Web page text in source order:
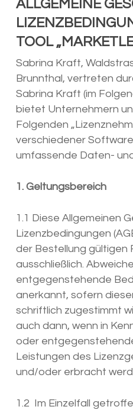
ALLGEMEINE
TOOL
Sabrina Kraft,
Brunnthal, vertreten
Sabrina Kraft (im
bietet Unternehmern
Folgenden
verschiedener
umfassende Daten-
1. Geltungsbereich
1.1 Diese Allgemeinen
Lizenzbedingungen
der Bestellung gültigen
ausschließlich.
entgegenstehende
anerkannt, sofern
schriftlich zugestimmt
auch dann, wenn in
oder
Leistungen des
und/oder erbracht
1.2 Im Einzelfall